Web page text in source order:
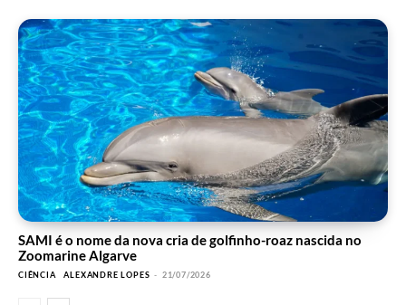
SAMI é o nome da nova cria de golfinho-roaz nascida no
Zoomarine Algarve
CIÊNCIA ALEXANDRE LOPES - 21/07/2026